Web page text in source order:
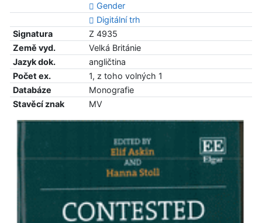
Gender
Digitální trh
Signatura
Z 4935
Země vyd.
Velká Británie
Jazyk dok.
angličtina
Počet ex.
1, z toho volných 1
Databáze
Monografie
Stavěcí znak
MV